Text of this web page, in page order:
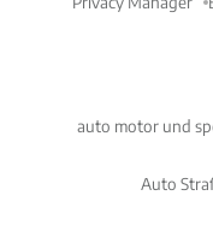
auto motor und
Auto